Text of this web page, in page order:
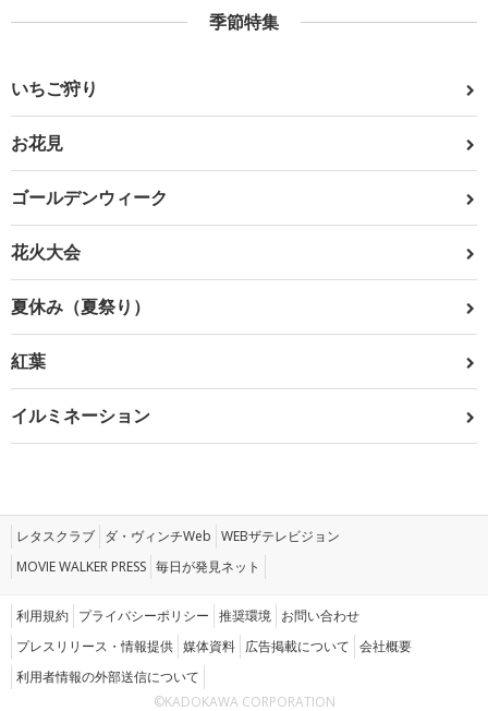
季節特集
いちご狩り
お花見
ゴールデンウィーク
花火大会
夏休み（夏祭り）
紅葉
イルミネーション
レタスクラブ ダ・ヴィンチWeb WEBザテレビジョン
MOVIE WALKER PRESS 毎日が発見ネット
利用規約 プライバシーポリシー 推奨環境 お問い合わせ
プレスリリース・情報提供 媒体資料 広告掲載について 会社概要
利用者情報の外部送信について
©KADOKAWA CORPORATION